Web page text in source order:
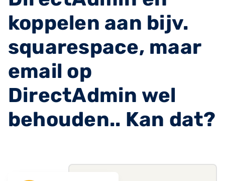
koppelen aan bijv.
squarespace, maar
email op
DirectAdmin wel
behouden.. Kan dat?